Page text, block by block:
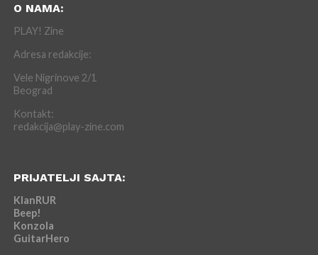
O NAMA:
PLAY! Zine
Adresa redakcije:
Vele Nigrinove 2/1
Beograd
Kontakt:
redakcija@play-zine.com
PRIJATELJI SAJTA:
KlanRUR
Beep!
Konzola
GuitarHero